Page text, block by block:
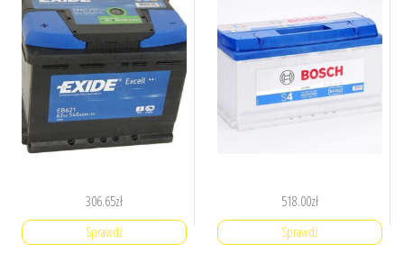
306.65zł
Sprawdź
518.00zł
Sprawdź